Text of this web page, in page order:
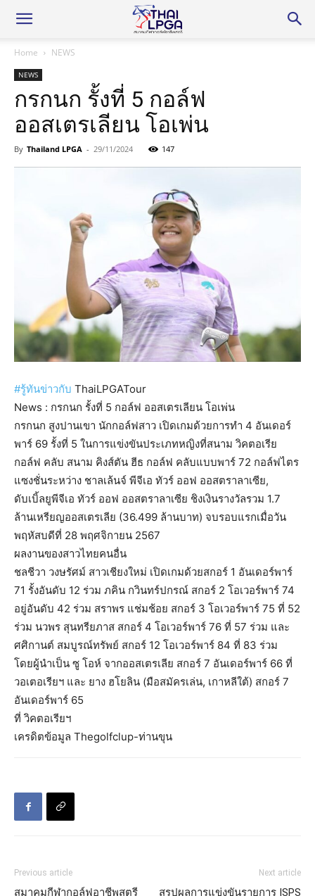
Home NEWS
NEWS
กรกนก รั้งที่ 5 กอล์ฟ
ออสเตรเลียน โอเพ่น
By Thailand LPGA - 29/11/2024 147
#รู้ทันข่าวกับ ThaiLPGATour
News : กรกนก รั้งที่ 5 กอล์ฟ ออสเตรเลียน โอเพ่น
กรกนก สูงปานเขา นักกอล์ฟสาว เปิดเกมด้วยการทำ 4 อันเดอร์
พาร์ 69 รั้งที่ 5 ในการแข่งขันประเภทหญิงที่สนาม วิคตอเรีย
กอล์ฟ คลับ สนาม คิงส์ตัน ฮีธ กอล์ฟ คลับแบบพาร์ 72 กอล์ฟไตร
แซงชั่นระหว่าง ชาลเล้นจ์ พีจีเอ ทัวร์ ออฟ ออสตราลาเซีย,
ดับเบิ้ลยูพีจีเอ ทัวร์ ออฟ ออสตราลาเซีย ชิงเงินรางวัลรวม 1.7
ล้านเหรียญออสเตรเลีย (36.499 ล้านบาท) จบรอบแรกเมื่อวัน
พฤหัสบดีที่ 28 พฤศจิกายน 2567
ผลงานของสาวไทยคนอื่น
ชลชีวา วงษรัศม์ สาวเชียงใหม่ เปิดเกมด้วยสกอร์ 1 อันเดอร์พาร์
71 รั้งอันดับ 12 ร่วม ภคิน กวินทร์ปกรณ์ สกอร์ 2 โอเวอร์พาร์ 74
อยู่อันดับ 42 ร่วม สราพร แช่มช้อย สกอร์ 3 โอเวอร์พาร์ 75 ที่ 52
ร่วม นวพร สุนทรียภาส สกอร์ 4 โอเวอร์พาร์ 76 ที่ 57 ร่วม และ
ศศิกานต์ สมบูรณ์ทรัพย์ สกอร์ 12 โอเวอร์พาร์ 84 ที่ 83 ร่วม
โดยผู้นำเป็น ซู โอห์ จากออสเตรเลีย สกอร์ 7 อันเดอร์พาร์ 66 ที่
วอเตอเรียฯ และ ยาง ฮโยลิน (มือสมัครเล่น, เกาหลีใต้) สกอร์ 7
อันเดอร์พาร์ 65
ที่ วิคตอเรียฯ
เครดิตข้อมูล Thegolfclup-ท่านขุน
Previous article
สมาคมกีฬากอล์ฟอาชีพสตรี
Next article
สรุปผลการแข่งขันรายการ ISPS